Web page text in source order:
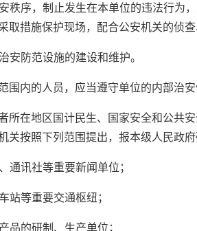
秩序，制止发生在本单位的违法行为
取措施保护现场，配合公安机关的侦查
安防范设施的建设和维护。
内的人员，应当遵守单位的内部治安
在地区国计民生、国家安全和公共
关按照下列范围提出，报本级人民政府
通讯社等重要新闻单位；
站等重要交通枢纽；
品的研制、生产单位；